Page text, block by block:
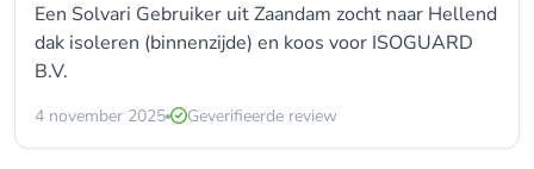
Een Solvari Gebruiker uit Zaandam zocht naar Hellend
dak isoleren (binnenzijde) en koos voor ISOGUARD
B.V.
4 november 2025 Geverifieerde review